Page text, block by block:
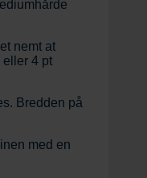
nemt at
eller 4 pt
Bredden på
med en